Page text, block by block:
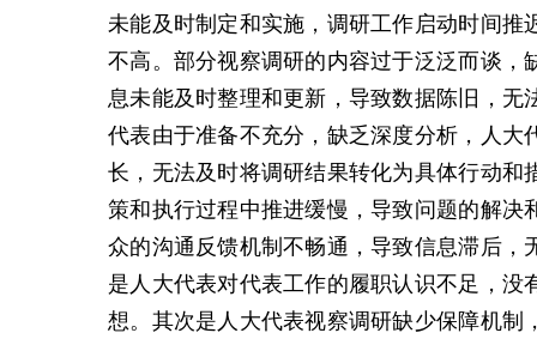
未能及时制定和实施，调研工作启动时间
不高。部分视察调研的内容过于泛泛而谈
息未能及时整理和更新，导致数据陈旧，
代表由于准备不充分，缺乏深度分析，人
长，无法及时将调研结果转化为具体行动
策和执行过程中推进缓慢，导致问题的解
众的沟通反馈机制不畅通，导致信息滞后
是人大代表对代表工作的履职认识不足，
想。其次是人大代表视察调研缺少保障机